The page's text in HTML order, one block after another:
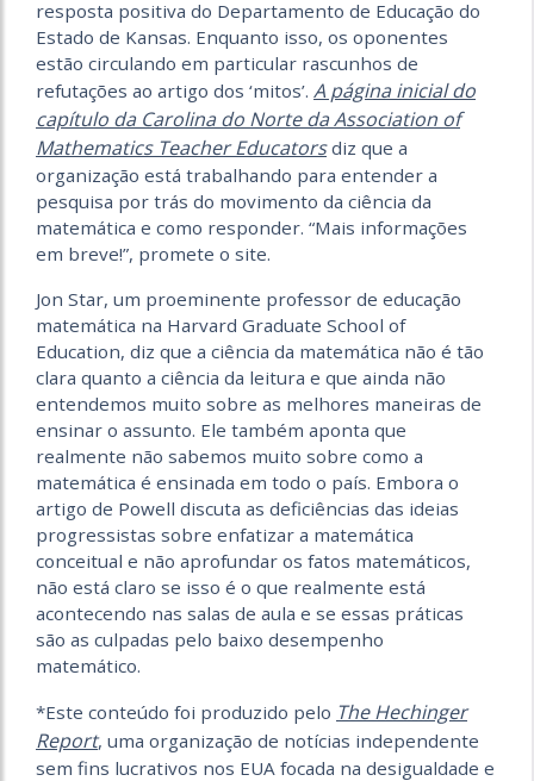
resposta positiva do Departamento de Educação do
Estado de Kansas. Enquanto isso, os oponentes
estão circulando em particular rascunhos de
refutações ao artigo dos ‘mitos’. A página inicial do
capítulo da Carolina do Norte da Association of
Mathematics Teacher Educatorsdiz que a
organização está trabalhando para entender a
pesquisa por trás do movimento da ciência da
matemática e como responder. “Mais informações
em breve!”, promete o site.
Jon Star, um proeminente professor de educação
matemática na Harvard Graduate School of
Education, diz que a ciência da matemática não é tão
clara quanto a ciência da leitura e que ainda não
entendemos muito sobre as melhores maneiras de
ensinar o assunto. Ele também aponta que
realmente não sabemos muito sobre como a
matemática é ensinada em todo o país. Embora o
artigo de Powell discuta as deficiências das ideias
progressistas sobre enfatizar a matemática
conceitual e não aprofundar os fatos matemáticos,
não está claro se isso é o que realmente está
acontecendo nas salas de aula e se essas práticas
são as culpadas pelo baixo desempenho
matemático.
*Este conteúdo foi produzido pelo The Hechinger
Report, uma organização de notícias independente
sem fins lucrativos nos EUA focada na desigualdade e